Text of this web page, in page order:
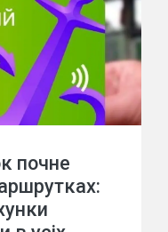
почне